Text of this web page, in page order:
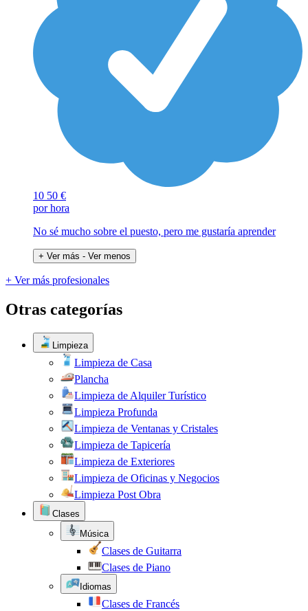
10 50 €
por hora
No sé mucho sobre el puesto, pero me gustaría aprender
+ Ver más - Ver menos
+ Ver más profesionales
Otras categorías
Limpieza
Limpieza de Casa
Plancha
Limpieza de Alquiler Turístico
Limpieza Profunda
Limpieza de Ventanas y Cristales
Limpieza de Tapicería
Limpieza de Exteriores
Limpieza de Oficinas y Negocios
Limpieza Post Obra
Clases
Música
Clases de Guitarra
Clases de Piano
Idiomas
Clases de Francés